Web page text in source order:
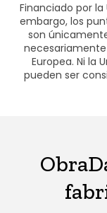
Financiado por la
embargo, los
son
necesariamente
Europea. Ni la
pueden ser